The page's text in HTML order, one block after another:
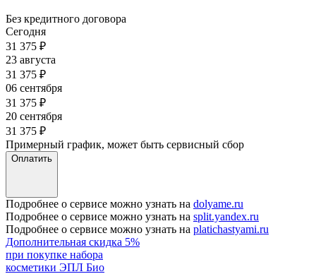
Без кредитного договора
Сегодня
31 375 ₽
23 августа
31 375 ₽
06 сентября
31 375 ₽
20 сентября
31 375 ₽
Примерный график, может быть сервисный сбор
Оплатить
Подробнее о сервисе можно узнать на dolyame.ru
Подробнее о сервисе можно узнать на split.yandex.ru
Подробнее о сервисе можно узнать на platichastyami.ru
Дополнительная скидка 5%
при покупке набора
косметики ЭПЛ Био